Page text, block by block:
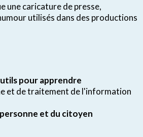
une caricature de presse,
utilisés dans des productions
pour apprendre
et de traitement de l'information
et du citoyen